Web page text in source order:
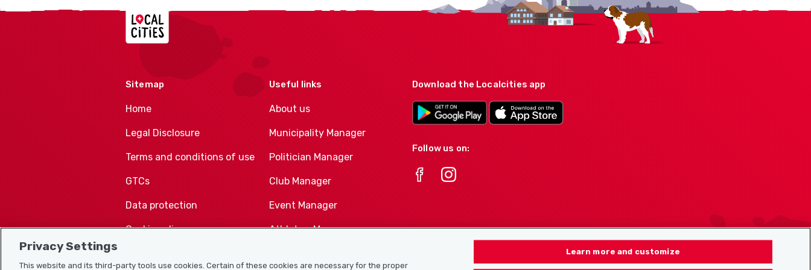
Localcities
Sitemap
Home
Legal Disclosure
Terms and conditions of use
GTCs
Data protection
Cookie policy
Useful links
About us
Municipality Manager
Politician Manager
Club Manager
Event Manager
Athletes-Manager
Download the Localcities app
Follow us on:
Privacy Settings
This website and its third-party tools use cookies. Certain of these cookies are necessary for the proper
Learn more and customize